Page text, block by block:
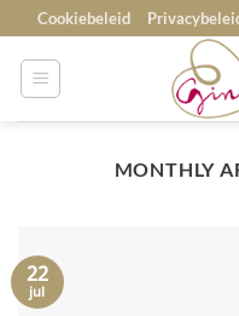
to
content
Cookiebeleid
MONTHLY
22
jul